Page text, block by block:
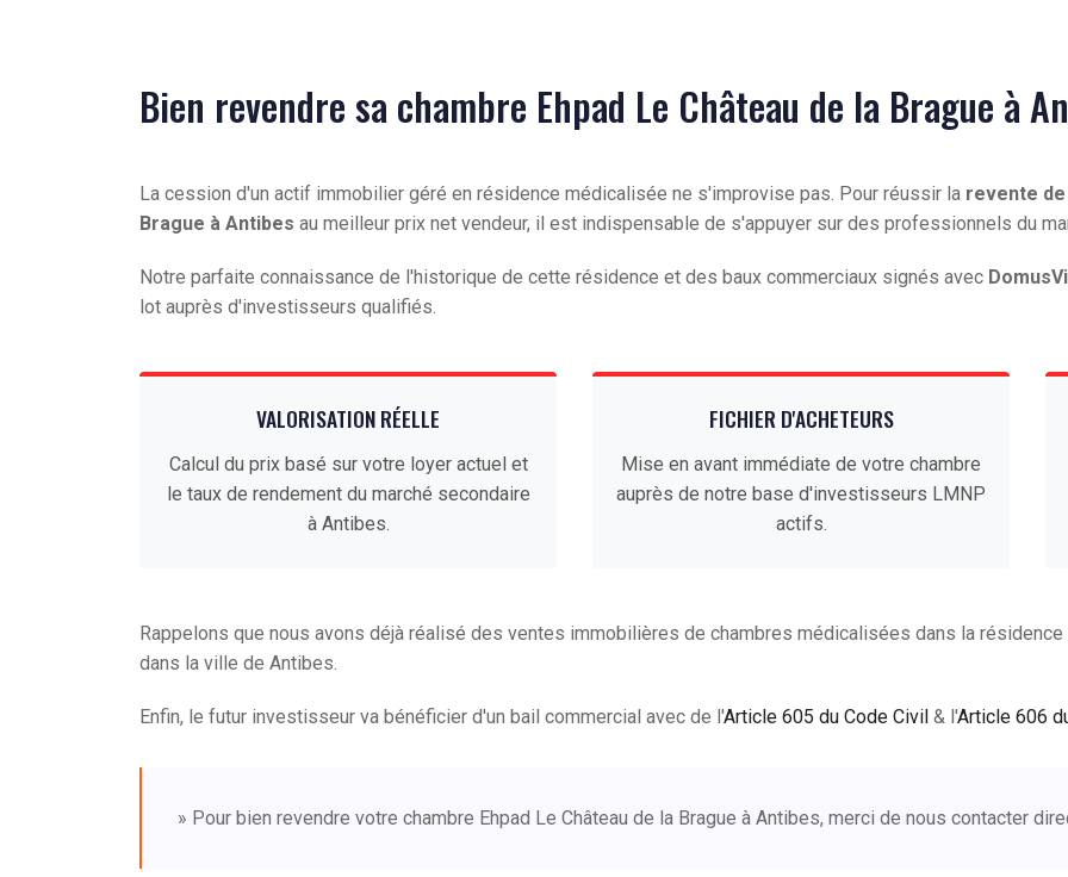
Bien revendre sa chambre Ehpad Le Château de la Brague à
La cession d'un actif immobilier géré en résidence médicalisée ne s'improvise pas. Pour réussir la revente de
Brague à Antibes au meilleur prix net vendeur, il est indispensable de s'appuyer sur des professionnels du
Notre parfaite connaissance de l'historique de cette résidence et des baux commerciaux signés avec DomusVi
lot auprès d'investisseurs qualifiés.
VALORISATION RÉELLE
Calcul du prix basé sur votre loyer actuel et
le taux de rendement du marché secondaire
à Antibes.
FICHIER D'ACHETEURS
Mise en avant immédiate de votre chambre
auprès de notre base d'investisseurs LMNP
actifs.
Rappelons que nous avons déjà réalisé des ventes immobilières de chambres médicalisées dans la résidence
dans la ville de Antibes.
Enfin, le futur investisseur va bénéficier d'un bail commercial avec de l'Article 605 du Code Civil & l'Article 606
» Pour bien revendre votre chambre Ehpad Le Château de la Brague à Antibes, merci de nous contacter